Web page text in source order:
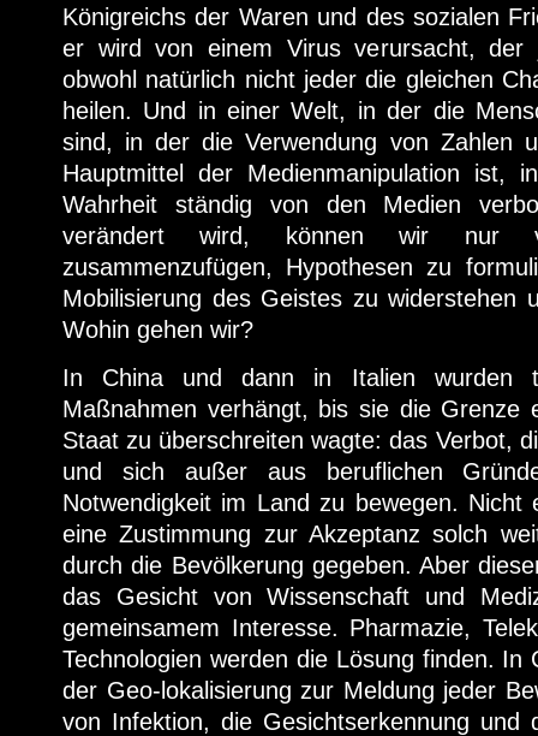
Königreichs der Waren und des sozialen
er wird von einem Virus verursacht, der
obwohl natürlich nicht jeder die gleichen
heilen. Und in einer Welt, in der die
sind, in der die Verwendung von Zahlen
Hauptmittel der Medienmanipulation ist,
Wahrheit ständig von den Medien
verändert wird, können wir nur
zusammenzufügen, Hypothesen zu
Mobilisierung des Geistes zu widerstehen
Wohin gehen wir?
In China und dann in Italien wurden
Maßnahmen verhängt, bis sie die Grenze
Staat zu überschreiten wagte: das Verbot,
und sich außer aus beruflichen
Notwendigkeit im Land zu bewegen.
eine Zustimmung zur Akzeptanz solch
durch die Bevölkerung gegeben. Aber
das Gesicht von Wissenschaft und
gemeinsamem Interesse. Pharmazie,
Technologien werden die Lösung finden. In
der Geo-lokalisierung zur Meldung jeder
von Infektion, die Gesichtserkennung und